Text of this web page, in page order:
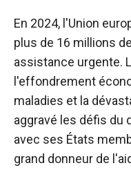
En 2024, l'Union
plus de 16 millions
assistance urgente.
l'effondrement
maladies et la
aggravé les défis du
avec ses États
grand donneur de